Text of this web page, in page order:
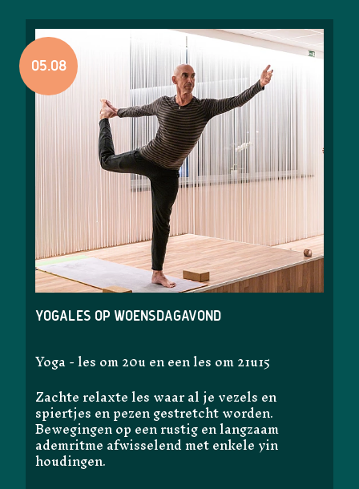
05.08
Yogales op woensdagavond
Yoga - les om 20u en een les om 21u15
Zachte relaxte les waar al je vezels en
spiertjes en pezen gestretcht worden.
Bewegingen op een rustig en langzaam
ademritme afwisselend met enkele yin
houdingen.